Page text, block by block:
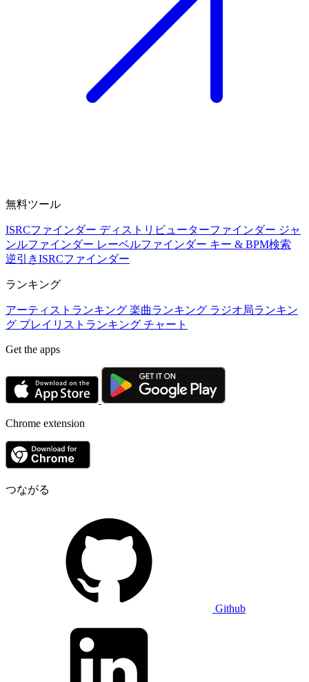
無料ツール
ISRCファインダー ディストリビューターファインダー ジャ
ンルファインダー レーベルファインダー キー & BPM検索
逆引きISRCファインダー
ランキング
アーティストランキング 楽曲ランキング ラジオ局ランキン
グ プレイリストランキング チャート
Get the apps
Chrome extension
つながる
Github